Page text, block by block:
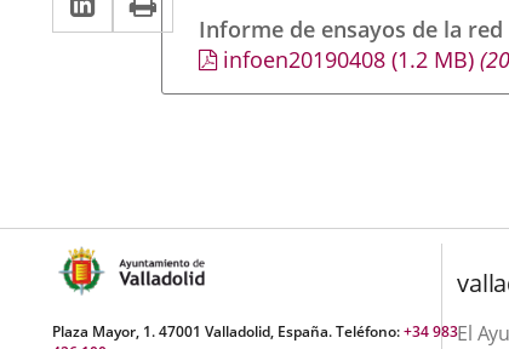
aplicación
externa.
aplicación
externa.
a
Informe de ensayos de la red
infoen20190408(1.2 MB)
Plaza Mayor, 1. 47001 Valladolid, España. Teléfono:+34 983El